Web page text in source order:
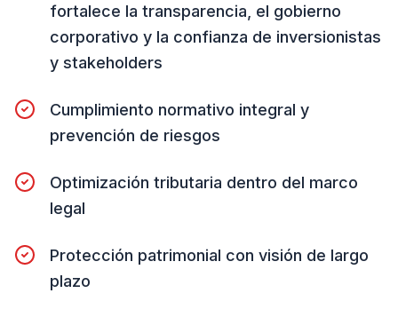
fortalece la transparencia, el gobierno
corporativo y la confianza de inversionistas
y stakeholders
Cumplimiento normativo integral y
prevención de riesgos
Optimización tributaria dentro del marco
legal
Protección patrimonial con visión de largo
plazo